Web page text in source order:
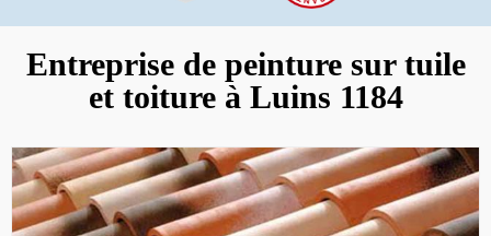
Entreprise de peinture sur tuile
et toiture à Luins 1184